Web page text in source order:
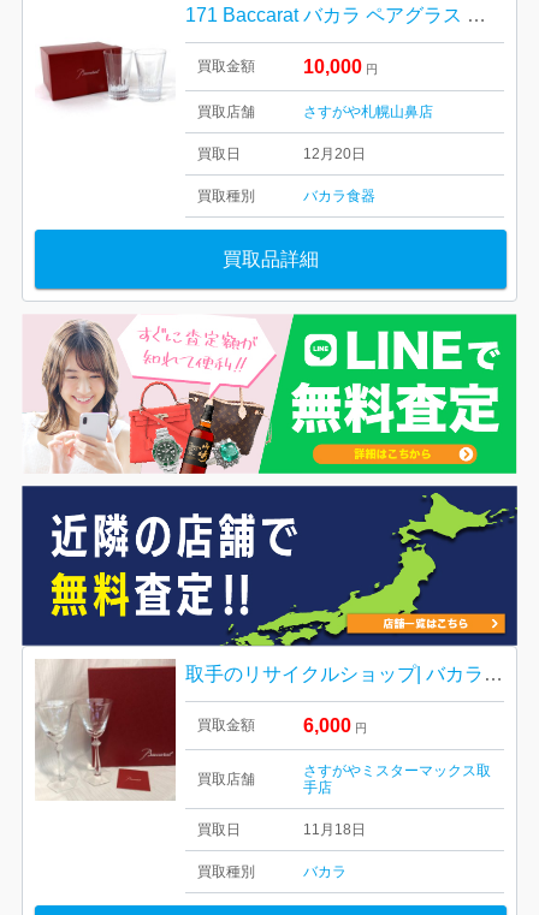
171 Baccarat バカラ ペアグラス ハイボールグラス ※美品
買取金額 10,000 円
買取店舗 さすがや札幌山鼻店
買取日 12月20日
買取種別 バカラ食器
買取品詳細
取手のリサイクルショップ| バカラグラスセットの買取| 我孫子市青山台
買取金額 6,000 円
買取店舗
さすがやミスターマックス取
手店
買取日 11月18日
買取種別 バカラ